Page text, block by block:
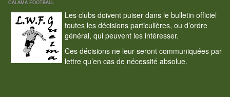
CALAMA FOOTBALL
Les clubs doivent puiser dans le bulletin officiel
toutes les décisions particulières, ou d’ordre
général, qui peuvent les intéresser.
Ces décisions ne leur seront communiquées par
lettre qu’en cas de nécessité absolue.